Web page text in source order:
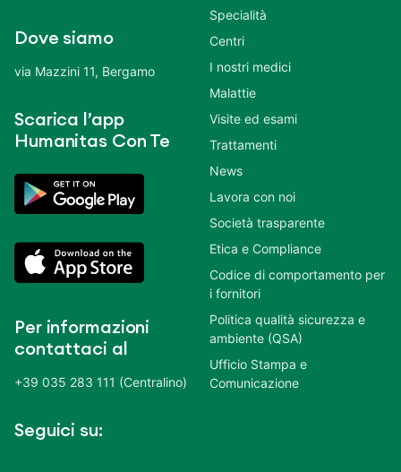
Dove siamo
via Mazzini 11, Bergamo
Scarica l’app
Humanitas Con Te
Per informazioni
contattaci al
+39 035 283 111 (Centralino)
Seguici su:
Specialità
Centri
I nostri medici
Malattie
Visite ed esami
Trattamenti
News
Lavora con noi
Società trasparente
Etica e Compliance
Codice di comportamento per
i fornitori
Politica qualità sicurezza e
ambiente (QSA)
Ufficio Stampa e
Comunicazione